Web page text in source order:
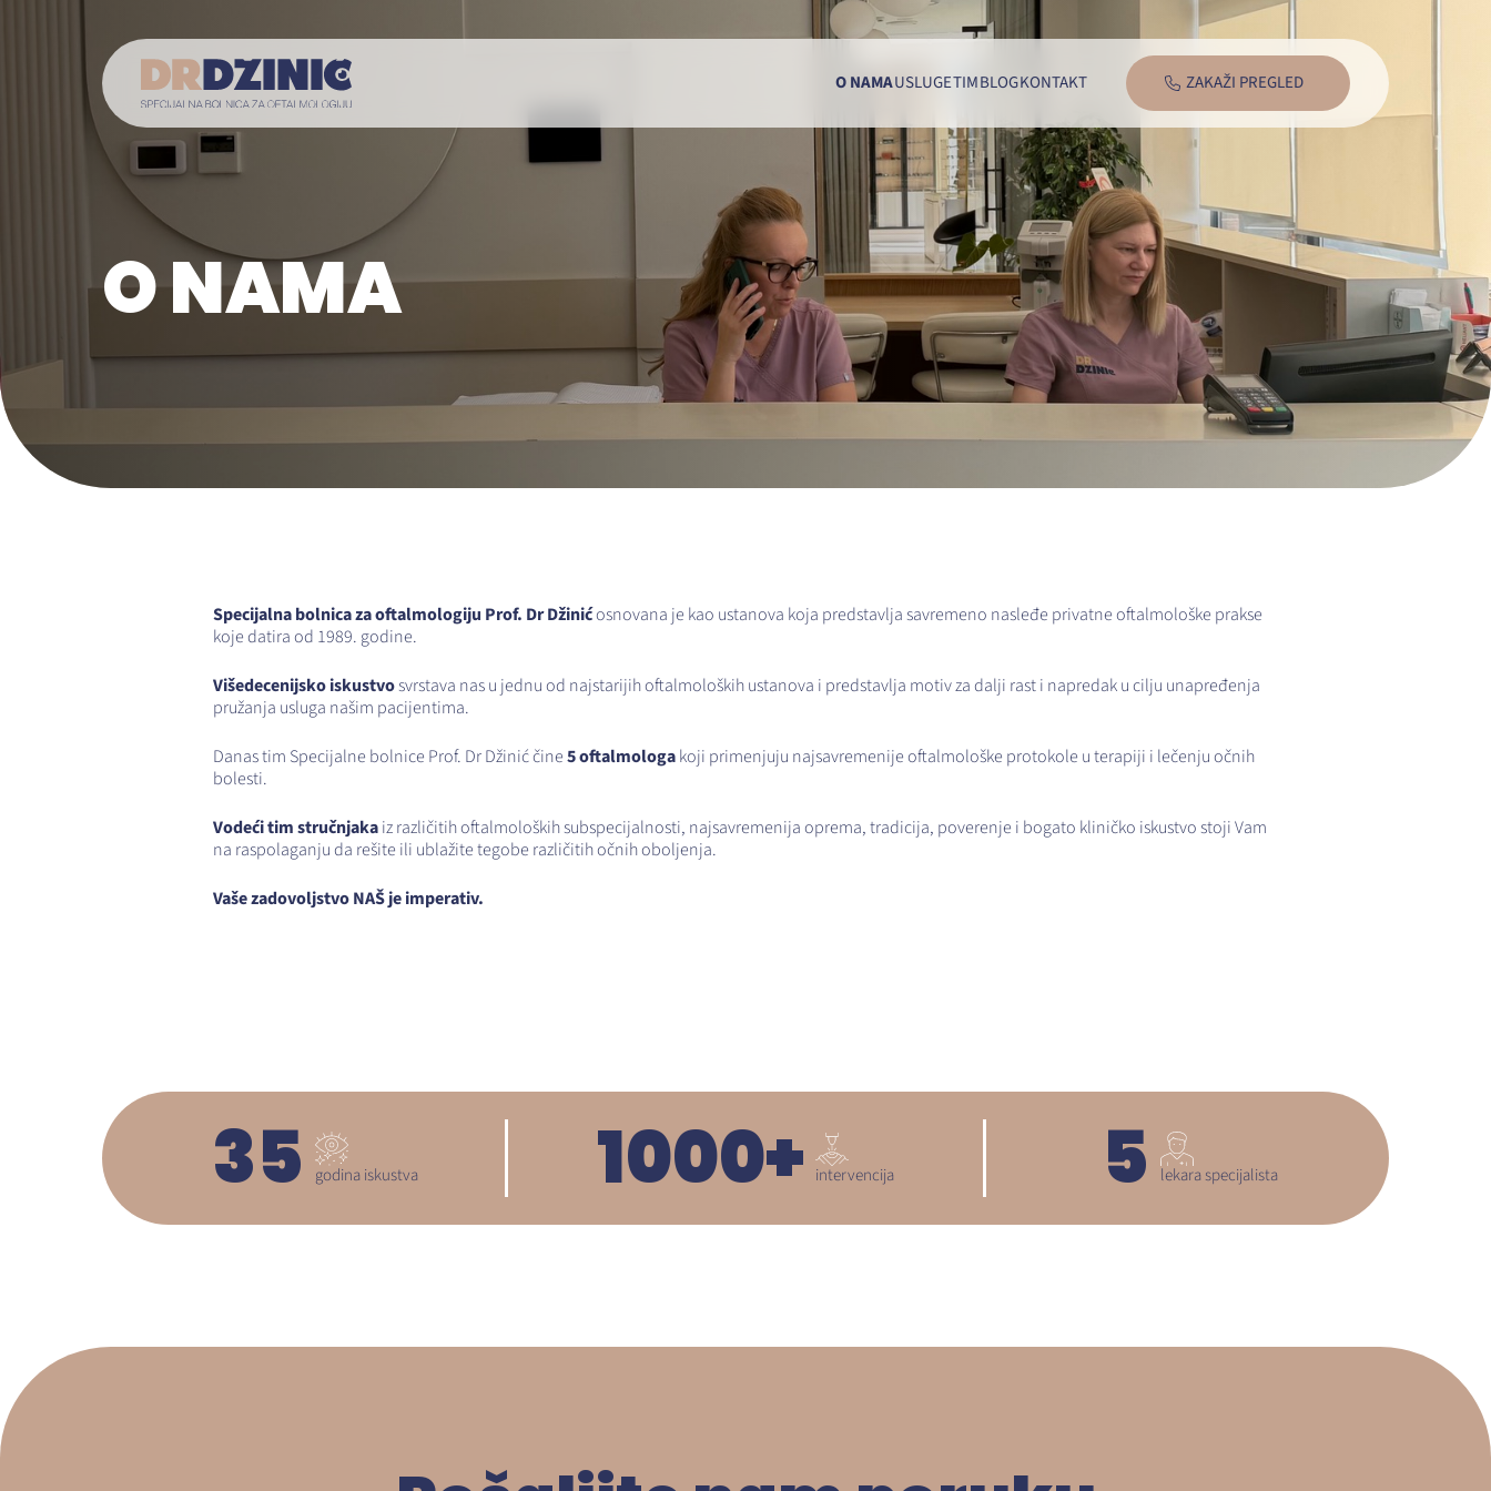
O NAMAUSLUGETIMBLOGKONTAKT ZAKAŽI PREGLED
O NAMA
Specijalna bolnica za oftalmologiju Prof. Dr Džinićosnovana je kao ustanova koja predstavlja savremeno nasleđe privatne oftalmološke prakse
koje datira od 1989. godine.
Višedecenijsko iskustvosvrstava nas u jednu od najstarijih oftalmoloških ustanova i predstavlja motiv za dalji rast i napredak u cilju unapređenja
pružanja usluga našim pacijentima.
Danas tim Specijalne bolnice Prof. Dr Džinić čine5 oftalmologakoji primenjuju najsavremenije oftalmološke protokole u terapiji i lečenju očnih
bolesti.
Vodeći tim stručnjakaiz različitih oftalmoloških subspecijalnosti, najsavremenija oprema, tradicija, poverenje i bogato kliničko iskustvo stoji Vam
na raspolaganju da rešite ili ublažite tegobe različitih očnih oboljenja.
Vaše zadovoljstvo NAŠ je imperativ.
35 godina iskustva 1000+ intervencija 5 lekara specijalista